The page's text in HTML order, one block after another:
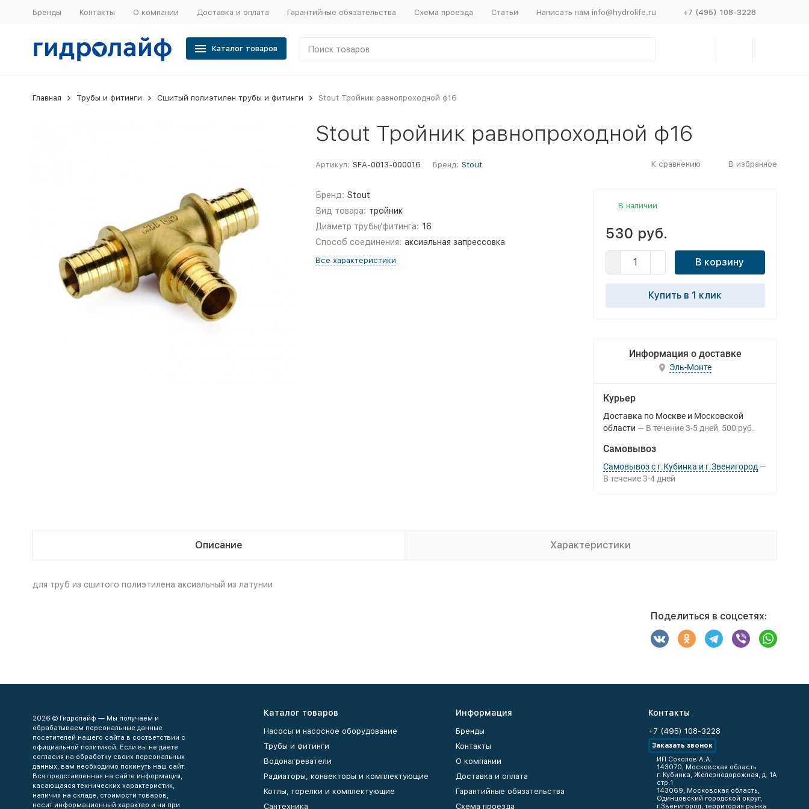
Бренды Контакты О компании Доставка и оплата Гарантийные обязательства Схема проезда Статьи Написать нам info@hydrolife.ru +7 (495) 108-3228
Каталог товаров
Главная Трубы и фитинги Сшитый полиэтилен трубы и фитинги Stout Тройник равнопроходной ф16
Stout Тройник равнопроходной ф16
Артикул: SFA-0013-000016 Бренд: Stout К сравнению В избранное
Бренд: Stout
Вид товара: тройник
Диаметр трубы/фитинга: 16
Способ соединения: аксиальная запрессовка
Все характеристики
В наличии
530 руб.
В корзину
Купить в 1 клик
Информация о доставке
Эль-Монте
Курьер
Доставка по Москве и Московской
области
В течение 3-5 дней 500 руб.
Самовывоз
Самовывоз с г.Кубинка и г.Звенигород
В течение 3-4 дней
Описание Характеристики
для труб из сшитого полиэтилена аксиальный из латунии
Поделиться в соцсетях:
2026 © Гидролайф — Мы получаем и
обрабатываем персональные данные
посетителей нашего сайта в соответствии с
официальной политикой. Если вы не даете
согласия на обработку своих персональных
данных, вам необходимо покинуть наш сайт.
Вся представленная на сайте информация,
касающаяся технических характеристик,
наличия на складе, стоимости товаров,
носит информационный характер и ни при
Каталог товаров
Насосы и насосное оборудование
Трубы и фитинги
Водонагреватели
Радиаторы, конвекторы и комплектующие
Котлы, горелки и комплектующие
Сантехника
Информация
Бренды
Контакты
О компании
Доставка и оплата
Гарантийные обязательства
Схема проезда
Контакты
+7 (495) 108-3228
Заказать звонок
ИП Соколов А.А.
143070, Московская область
г. Кубинка, Железнодорожная, д. 1А
стр.1
143069, Московская область,
Одинцовский городской округ,
г.Звенигород, территория рынка